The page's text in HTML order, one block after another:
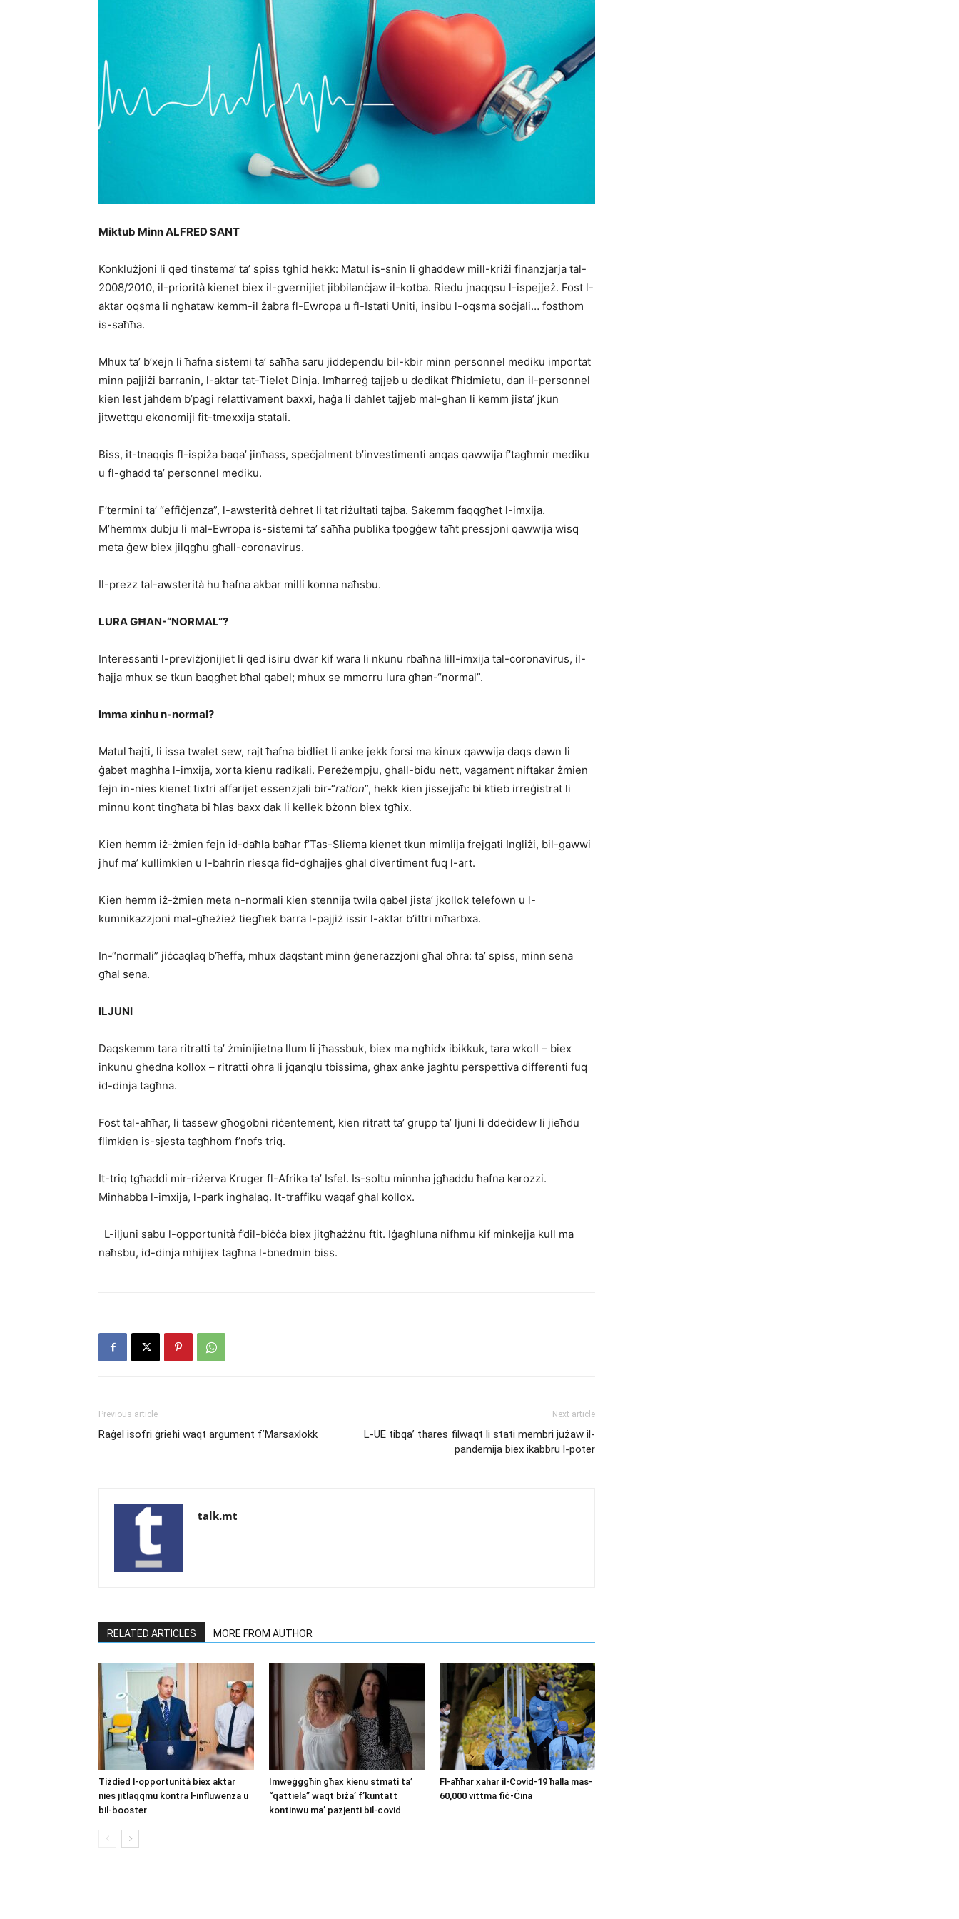
Miktub Minn ALFRED SANT
Konklużjoni li qed tinstema’ ta’ spiss tgħid hekk: Matul is-snin li għaddew mill-kriżi finanzjarja tal-
2008/2010, il-priorità kienet biex il-gvernijiet jibbilanċjaw il-kotba. Riedu jnaqqsu l-ispejjeż. Fost l-
aktar oqsma li ngħataw kemm-il żabra fl-Ewropa u fl-Istati Uniti, insibu l-oqsma soċjali… fosthom
is-saħħa.
Mhux ta’ b’xejn li ħafna sistemi ta’ saħħa saru jiddependu bil-kbir minn personnel mediku importat
minn pajjiżi barranin, l-aktar tat-Tielet Dinja. Imħarreġ tajjeb u dedikat f’ħidmietu, dan il-personnel
kien lest jaħdem b’pagi relattivament baxxi, ħaġa li daħlet tajjeb mal-għan li kemm jista’ jkun
jitwettqu ekonomiji fit-tmexxija statali.
Biss, it-tnaqqis fl-ispiża baqa’ jinħass, speċjalment b’investimenti anqas qawwija f’tagħmir mediku
u fl-għadd ta’ personnel mediku.
F’termini ta’ “effiċjenza”, l-awsterità dehret li tat riżultati tajba. Sakemm faqqgħet l-imxija.
M’hemmx dubju li mal-Ewropa is-sistemi ta’ saħħa publika tpoġġew taħt pressjoni qawwija wisq
meta ġew biex jilqgħu għall-coronavirus.
Il-prezz tal-awsterità hu ħafna akbar milli konna naħsbu.
LURA GĦAN-“NORMAL”?
Interessanti l-previżjonijiet li qed isiru dwar kif wara li nkunu rbaħna lill-imxija tal-coronavirus, il-
ħajja mhux se tkun baqgħet bħal qabel; mhux se mmorru lura għan-“normal”.
Imma xinhu n-normal?
Matul ħajti, li issa twalet sew, rajt ħafna bidliet li anke jekk forsi ma kinux qawwija daqs dawn li
ġabet magħha l-imxija, xorta kienu radikali. Pereżempju, għall-bidu nett, vagament niftakar żmien
fejn in-nies kienet tixtri affarijet essenzjali bir-“ration”, hekk kien jissejjaħ: bi ktieb irreġistrat li
minnu kont tingħata bi ħlas baxx dak li kellek bżonn biex tgħix.
Kien hemm iż-żmien fejn id-daħla baħar f’Tas-Sliema kienet tkun mimlija frejgati Ingliżi, bil-gawwi
jħuf ma’ kullimkien u l-baħrin riesqa fid-dgħajjes għal divertiment fuq l-art.
Kien hemm iż-żmien meta n-normali kien stennija twila qabel jista’ jkollok telefown u l-
kumnikazzjoni mal-għeżież tiegħek barra l-pajjiż issir l-aktar b’ittri mħarbxa.
In-“normali” jiċċaqlaq b’ħeffa, mhux daqstant minn ġenerazzjoni għal oħra: ta’ spiss, minn sena
għal sena.
ILJUNI
Daqskemm tara ritratti ta’ żminijietna llum li jħassbuk, biex ma ngħidx ibikkuk, tara wkoll – biex
inkunu għedna kollox – ritratti oħra li jqanqlu tbissima, għax anke jagħtu perspettiva differenti fuq
id-dinja tagħna.
Fost tal-aħħar, li tassew għoġobni riċentement, kien ritratt ta’ grupp ta’ ljuni li ddeċidew li jieħdu
flimkien is-sjesta tagħhom f’nofs triq.
It-triq tgħaddi mir-riżerva Kruger fl-Afrika ta’ Isfel. Is-soltu minnha jgħaddu ħafna karozzi.
Minħabba l-imxija, l-park ingħalaq. It-traffiku waqaf għal kollox.
L-iljuni sabu l-opportunità f’dil-biċċa biex jitgħażżnu ftit. Iġagħluna nifhmu kif minkejja kull ma
naħsbu, id-dinja mhijiex tagħna l-bnedmin biss.
Previous article
Raġel isofri ġrieħi waqt argument f’Marsaxlokk
Next article
L-UE tibqa’ tħares filwaqt li stati membri jużaw il-
pandemija biex ikabbru l-poter
talk.mt
RELATED ARTICLES MORE FROM AUTHOR
Tiżdied l-opportunità biex aktar
nies jitlaqqmu kontra l-influwenza u
bil-booster
Imweġġgħin għax kienu stmati ta’
“qattiela” waqt biża’ f’kuntatt
kontinwu ma’ pazjenti bil-covid
Fl-aħħar xahar il-Covid-19 ħalla mas-
60,000 vittma fiċ-Ċina